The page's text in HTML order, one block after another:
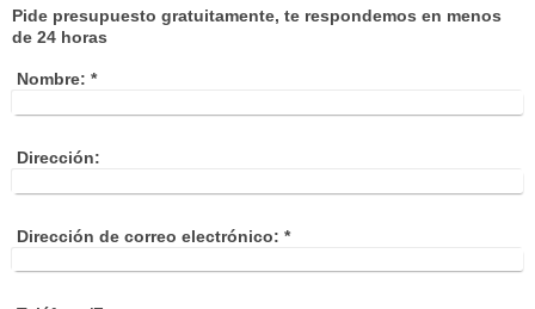
Pide presupuesto gratuitamente, te respondemos en menos
de 24 horas
Nombre: *
Dirección:
Dirección de correo electrónico: *